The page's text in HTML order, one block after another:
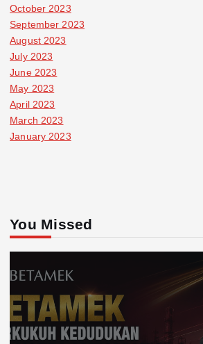
October 2023
September 2023
August 2023
July 2023
June 2023
May 2023
April 2023
March 2023
January 2023
You Missed